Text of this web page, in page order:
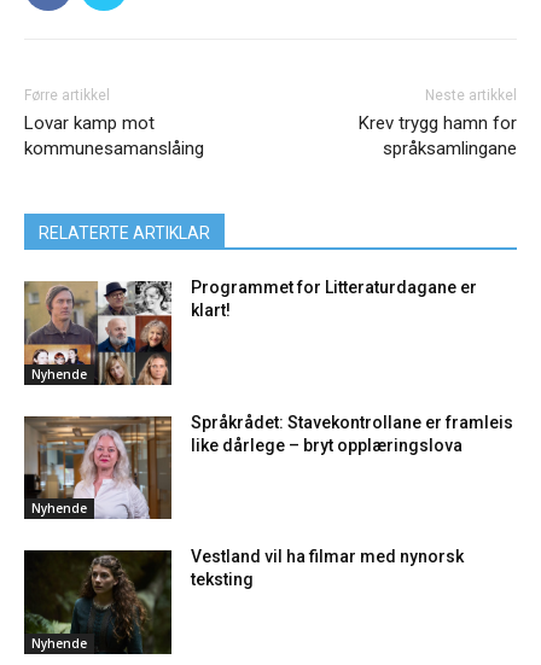
Førre artikkel
Lovar kamp mot
kommunesamanslåing
Neste artikkel
Krev trygg hamn for
språksamlingane
RELATERTE ARTIKLAR
Nyhende
Programmet for Litteraturdagane er
klart!
Nyhende
Språkrådet: Stavekontrollane er framleis
like dårlege – bryt opplæringslova
Nyhende
Vestland vil ha filmar med nynorsk
teksting